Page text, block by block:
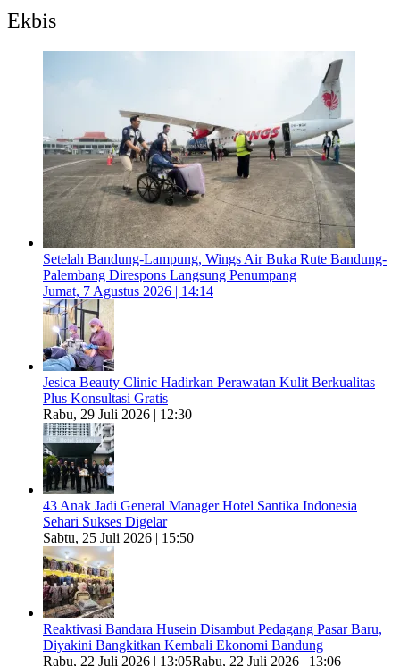
Ekbis
Setelah Bandung-Lampung, Wings Air Buka Rute Bandung-
Palembang Direspons Langsung Penumpang
Jumat, 7 Agustus 2026 | 14:14
Jesica Beauty Clinic Hadirkan Perawatan Kulit Berkualitas
Plus Konsultasi Gratis
Rabu, 29 Juli 2026 | 12:30
43 Anak Jadi General Manager Hotel Santika Indonesia
Sehari Sukses Digelar
Sabtu, 25 Juli 2026 | 15:50
Reaktivasi Bandara Husein Disambut Pedagang Pasar Baru,
Diyakini Bangkitkan Kembali Ekonomi Bandung
Rabu, 22 Juli 2026 | 13:05Rabu, 22 Juli 2026 | 13:06